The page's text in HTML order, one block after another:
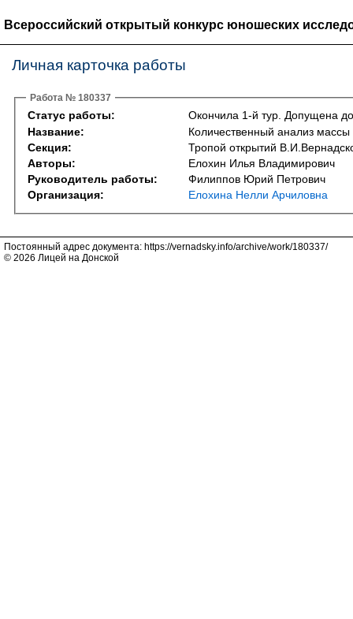
Всероссийский открытый конкурс юношеских
Личная карточка работы
Работа № 180337
Статус работы:
Окончила 1-й тур. Допущена
Название:
Количественный анализ
Секция:
Тропой открытий
Авторы:
Елохин Илья Владимирович
Руководитель работы:
Филиппов Юрий Петрович
Организация:
Елохина Нелли Арчиловна
Постоянный адрес документа: https://vernadsky.info/archive/work/180337/
© 2026 Лицей на Донской